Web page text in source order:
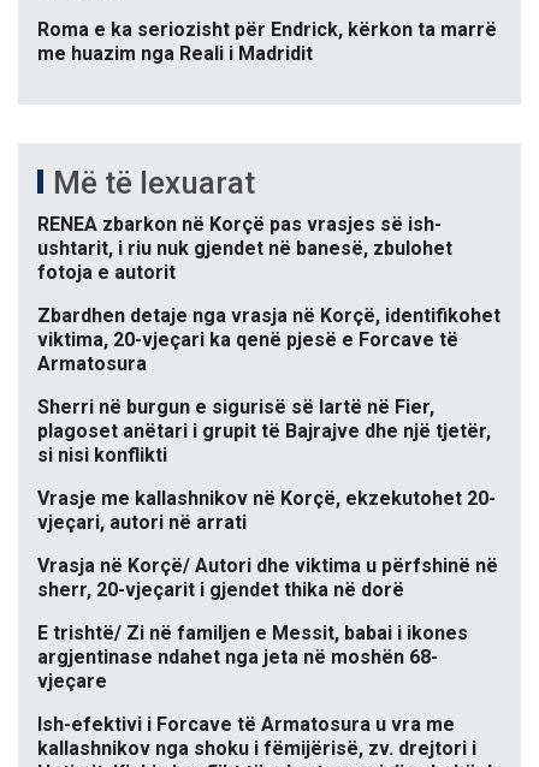
Roma e ka seriozisht për Endrick, kërkon ta marrë
me huazim nga Reali i Madridit
Më të lexuarat
RENEA zbarkon në Korçë pas vrasjes së ish-
ushtarit, i riu nuk gjendet në banesë, zbulohet
fotoja e autorit
Zbardhen detaje nga vrasja në Korçë, identifikohet
viktima, 20-vjeçari ka qenë pjesë e Forcave të
Armatosura
Sherri në burgun e sigurisë së lartë në Fier,
plagoset anëtari i grupit të Bajrajve dhe një tjetër,
si nisi konflikti
Vrasje me kallashnikov në Korçë, ekzekutohet 20-
vjeçari, autori në arrati
Vrasja në Korçë/ Autori dhe viktima u përfshinë në
sherr, 20-vjeçarit i gjendet thika në dorë
E trishtë/ Zi në familjen e Messit, babai i ikones
argjentinase ndahet nga jeta në moshën 68-
vjeçare
Ish-efektivi i Forcave të Armatosura u vra me
kallashnikov nga shoku i fëmijërisë, zv. drejtori i